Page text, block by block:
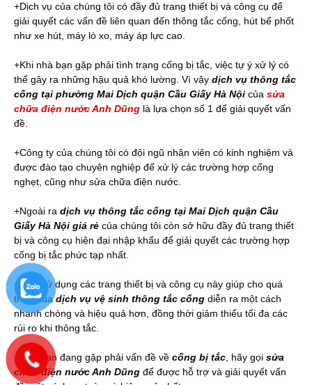
+Dịch vụ của chúng tôi có đầy đủ trang thiết bị và công cụ để
giải quyết các vấn đề liên quan đến thông tắc cống, hút bể phốt
như xe hút, máy lò xo, máy áp lực cao.
+Khi nhà bạn gặp phải tình trạng cống bị tắc, việc tự ý xử lý có
thể gây ra những hậu quả khó lường. Vì vậy dịch vụ thông tắc
cống tại phường Mai Dịch quận Cầu Giấy Hà Nội của sửa
chữa điện nước Anh Dũng là lựa chọn số 1 để giải quyết vấn
đề.
+Công ty của chúng tôi có đội ngũ nhân viên có kinh nghiệm và
được đào tạo chuyên nghiệp để xử lý các trường hợp cống
nghẹt, cũng như sửa chữa điện nước.
+Ngoài ra dịch vụ thông tắc cống tại Mai Dịch quận Cầu
Giấy Hà Nội giá rẻ của chúng tôi còn sở hữu đầy đủ trang thiết
bị và công cụ hiện đại nhập khẩu để giải quyết các trường hợp
cống bị tắc phức tạp nhất.
+Việc sử dụng các trang thiết bị và công cụ này giúp cho quá
trình củadịch vụ vệ sinh thông tắc cống diễn ra một cách
nhanh chóng và hiệu quả hơn, đồng thời giảm thiểu tối đa các
rủi ro khi thông tắc.
+Nếu bạn đang gặp phải vấn đề về cống bị tắc , hãy gọi sửa
chữa điện nước Anh Dũng để được hỗ trợ và giải quyết vấn